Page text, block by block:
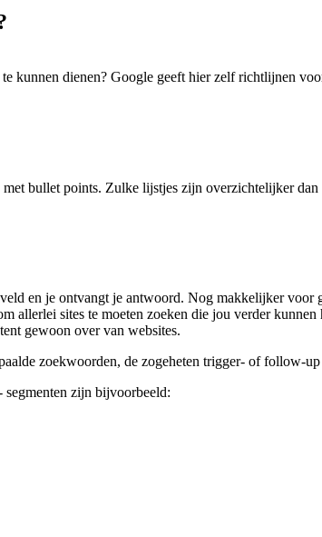
kunnen dienen? Google geeft hier zelf richtlijnen
bullet points. Zulke lijstjes zijn overzichtelijker
en je ontvangt je antwoord. Nog makkelijker
allerlei sites te moeten zoeken die jou verder
gewoon over van websites.
zoekwoorden, de zogeheten trigger- of follow-
zijn bijvoorbeeld: